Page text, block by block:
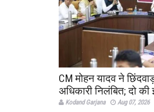
CM मोहन यादव ने
अधिकारी निलंबित; दो की
Kodand Garjana Aug 07, 2026